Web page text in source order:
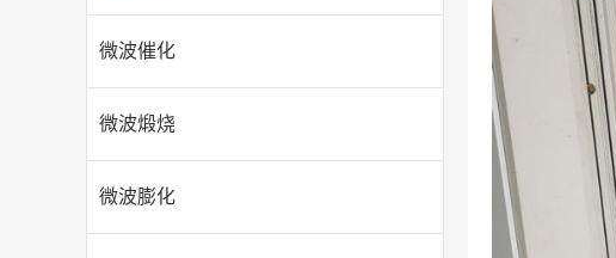
微波催化
微波煅烧
微波膨化